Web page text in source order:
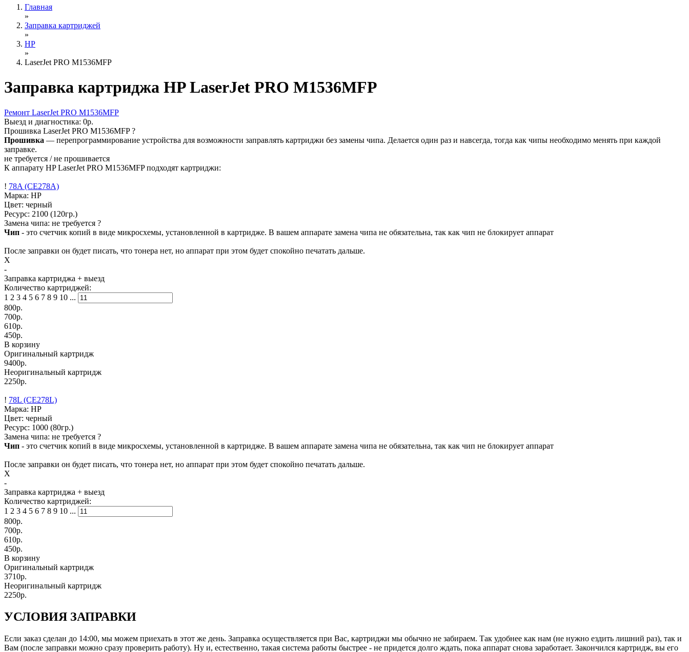
Главная
»
Заправка картриджей
»
HP
»
LaserJet PRO M1536MFP
Заправка картриджа HP LaserJet PRO M1536MFP
Ремонт LaserJet PRO M1536MFP
Выезд и диагностика: 0р.
Прошивка LaserJet PRO M1536MFP?
Прошивка — перепрограммирование устройства для возможности заправлять картриджи без замены чипа. Делается один раз и навсегда, тогда как чипы необходимо менять при каждой
заправке.
не требуется / не прошивается
К аппарату HP LaserJet PRO M1536MFP подходят картриджи:
! 78A (CE278A)
Марка: HP
Цвет: черный
Ресурс: 2100 (120гр.)
Замена чипа: не требуется ?
Чип - это счетчик копий в виде микросхемы, установленной в картридже. В вашем аппарате замена чипа не обязательна, так как чип не блокирует аппарат
После заправки он будет писать, что тонера нет, но аппарат при этом будет спокойно печатать дальше.
X
-
Заправка картриджа + выезд
Количество картриджей:
1 2 3 4 5 6 7 8 9 10 ...
800р.
700р.
610р.
450р.
В корзину
Оригинальный картридж
9400р.
Неоригинальный картридж
2250р.
! 78L (CE278L)
Марка: HP
Цвет: черный
Ресурс: 1000 (80гр.)
Замена чипа: не требуется ?
Чип - это счетчик копий в виде микросхемы, установленной в картридже. В вашем аппарате замена чипа не обязательна, так как чип не блокирует аппарат
После заправки он будет писать, что тонера нет, но аппарат при этом будет спокойно печатать дальше.
X
-
Заправка картриджа + выезд
Количество картриджей:
1 2 3 4 5 6 7 8 9 10 ...
800р.
700р.
610р.
450р.
В корзину
Оригинальный картридж
3710р.
Неоригинальный картридж
2250р.
УСЛОВИЯ ЗАПРАВКИ
Если заказ сделан до 14:00, мы можем приехать в этот же день. Заправка осуществляется при Вас, картриджи мы обычно не забираем. Так удобнее как нам (не нужно ездить лишний раз), так и
Вам (после заправки можно сразу проверить работу). Ну и, естественно, такая система работы быстрее - не придется долго ждать, пока аппарат снова заработает. Закончился картридж, вы его